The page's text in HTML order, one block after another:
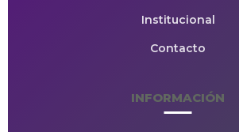
Institucional
Contacto
INFORMACIÓN